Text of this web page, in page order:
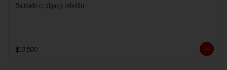
Salteado c/ algas y cebollin
$13.500